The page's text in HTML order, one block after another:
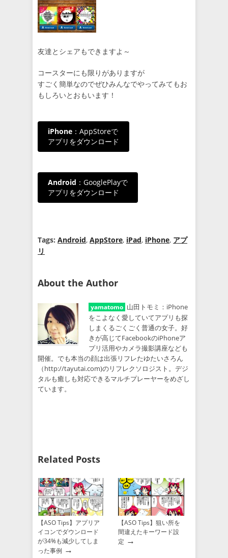
友達とシェアもできますよ～
コースターにも限りがありますが
すごく簡単なのでぜひみんなでやってみてもお
もしろいとおもいます！
iPhone ：AppStoreで
アプリをダウンロード
Android ：GooglePlayで
アプリをダウンロード
Tags: Android, AppStore, iPad, iPhone, アプ
リ
About the Author
yamatomo 山田トモミ：iPhone
をこよなく愛していてアプリも探
しまくるごくごく普通の女子。好
きが高じてFacebookのiPhoneア
プリ活用やカメラ撮影講座なども
開催。でも本当の顔は出張リフレたゆたいさろん
（http://tayutai.com)のリフレクソロジスト。デジ
タルも癒しも対応できるマルチプレーヤーをめざし
ています。
Related Posts
【ASO Tips】アプリア
イコンでダウンロード
が34%も減少してしま
った事例 →
【ASO Tips】狙い所を
間違えたキーワード設
定 →